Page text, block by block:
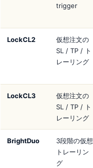
trigger
LockCL2
仮想注文の
SL / TP / ト
レーリング
LockCL3
仮想注文の
SL / TP / ト
レーリング
BrightDuo
3段階の仮想
トレーリン
グ